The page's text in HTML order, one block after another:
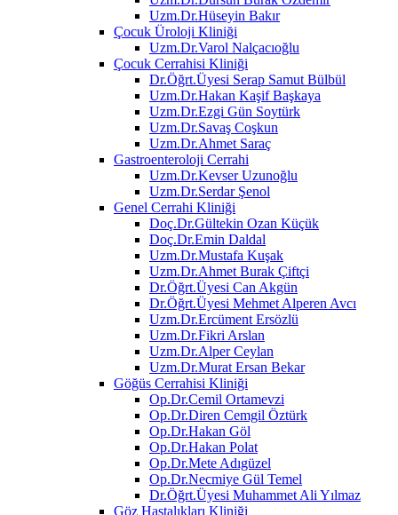
Uzm.Dr.Hüseyin Bakır
Çocuk Üroloji Kliniği
Uzm.Dr.Varol Nalçacıoğlu
Çocuk Cerrahisi Kliniği
Dr.Öğrt.Üyesi Serap Samut Bülbül
Uzm.Dr.Hakan Kaşif Başkaya
Uzm.Dr.Ezgi Gün Soytürk
Uzm.Dr.Savaş Coşkun
Uzm.Dr.Ahmet Saraç
Gastroenteroloji Cerrahi
Uzm.Dr.Kevser Uzunoğlu
Uzm.Dr.Serdar Şenol
Genel Cerrahi Kliniği
Doç.Dr.Gültekin Ozan Küçük
Doç.Dr.Emin Daldal
Uzm.Dr.Mustafa Kuşak
Uzm.Dr.Ahmet Burak Çiftçi
Dr.Öğrt.Üyesi Can Akgün
Dr.Öğrt.Üyesi Mehmet Alperen Avcı
Uzm.Dr.Ercüment Ersözlü
Uzm.Dr.Fikri Arslan
Uzm.Dr.Alper Ceylan
Uzm.Dr.Murat Ersan Bekar
Göğüs Cerrahisi Kliniği
Op.Dr.Cemil Ortamevzi
Op.Dr.Diren Cemgil Öztürk
Op.Dr.Hakan Göl
Op.Dr.Hakan Polat
Op.Dr.Mete Adıgüzel
Op.Dr.Necmiye Gül Temel
Dr.Öğrt.Üyesi Muhammet Ali Yılmaz
Göz Hastalıkları Kliniği